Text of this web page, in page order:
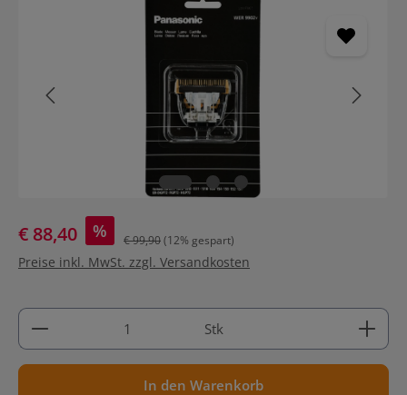
€ 88,40 % € 99,90(12% gespart)
Preise inkl. MwSt. zzgl. Versandkosten
Produkt Anzahl: Gib den gewünschten Wert ein
Stk
In den Warenkorb